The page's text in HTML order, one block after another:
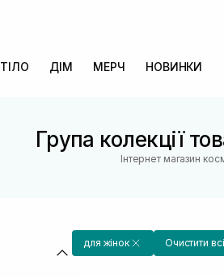
ТІЛО ДІМ МЕРЧ НОВИНКИ
Група колекції
Інтернет магазин
для жінок Очистити всі